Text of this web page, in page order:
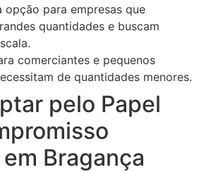
opção para empresas que
quantidades e buscam
comerciantes e pequenos
de quantidades menores.
pelo Papel
Bragança